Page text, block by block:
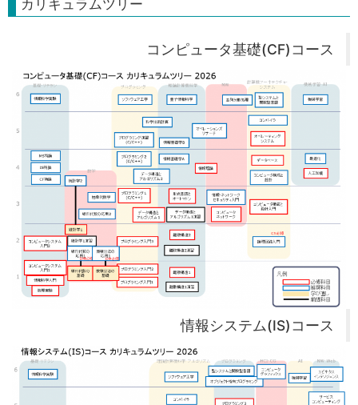
カリキュラムツリー
コンピュータ基礎(CF)コース
情報システム(IS)コース